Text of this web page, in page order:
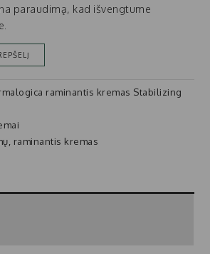
paraudimą, kad išvengtume
raminantis kremas Stabilizing
, raminantis kremas